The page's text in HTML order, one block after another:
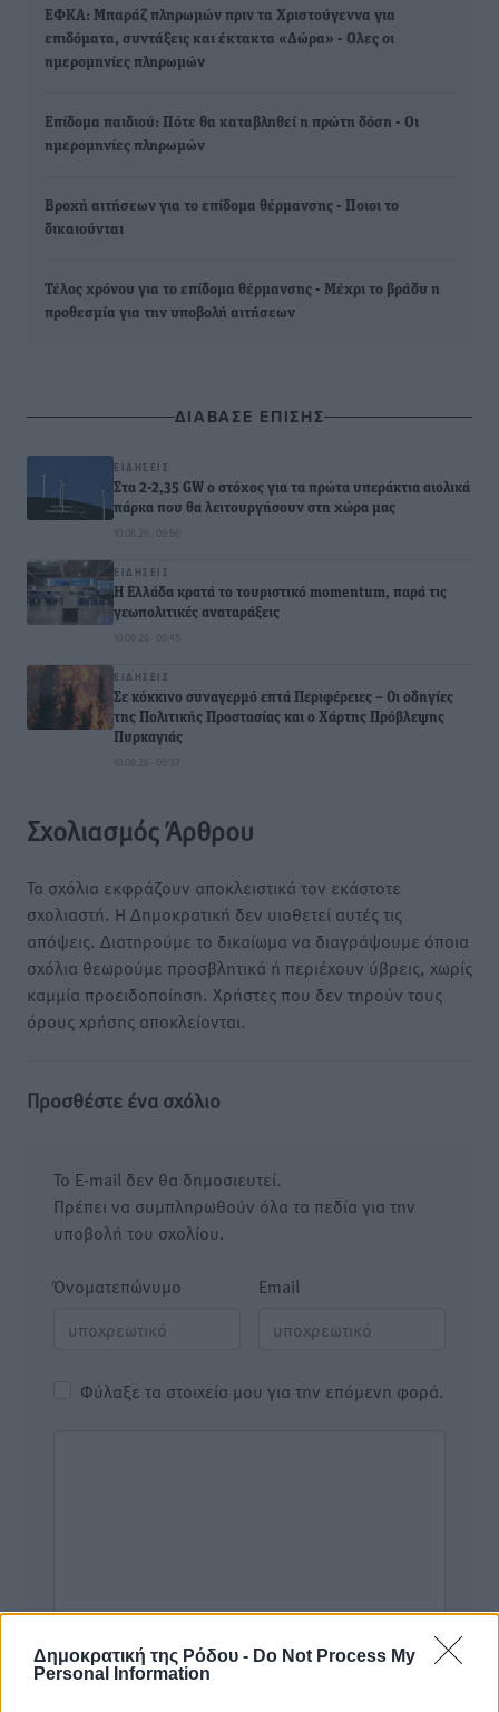
Δημοκρατική της Ρόδου - Do Not Process My
Personal Information
ΕΦΚΑ: Μπαράζ πληρωμών πριν τα Χριστούγεννα για
επιδόματα, συντάξεις και έκτακτα «Δώρα» - Ολες οι
ημερομηνίες πληρωμών
Επίδομα παιδιού: Πότε θα καταβληθεί η πρώτη δόση - Οι
ημερομηνίες πληρωμών
Βροχή αιτήσεων για το επίδομα θέρμανσης - Ποιοι το
δικαιούνται
Τέλος χρόνου για το επίδομα θέρμανσης - Μέχρι το βράδυ η
προθεσμία για την υποβολή αιτήσεων
ΔΙΑΒΑΣΕ ΕΠΙΣΗΣ
ΕΙΔΉΣΕΙΣ
Στα 2-2,35 GW ο στόχος για τα πρώτα υπεράκτια αιολικά
πάρκα που θα λειτουργήσουν στη χώρα μας
10.08.26 · 09:50
ΕΙΔΉΣΕΙΣ
Η Ελλάδα κρατά το τουριστικό momentum, παρά τις
γεωπολιτικές αναταράξεις
10.08.26 · 09:45
ΕΙΔΉΣΕΙΣ
Σε κόκκινο συναγερμό επτά Περιφέρειες – Οι οδηγίες
της Πολιτικής Προστασίας και ο Χάρτης Πρόβλεψης
Πυρκαγιάς
10.08.26 · 09:37
Σχολιασμός Άρθρου
Τα σχόλια εκφράζουν αποκλειστικά τον εκάστοτε
σχολιαστή. Η Δημοκρατική δεν υιοθετεί αυτές τις
απόψεις. Διατηρούμε το δικαίωμα να διαγράψουμε όποια
σχόλια θεωρούμε προσβλητικά ή περιέχουν ύβρεις, χωρίς
καμμία προειδοποίηση. Χρήστες που δεν τηρούν τους
όρους χρήσης αποκλείονται.
Προσθέστε ένα σχόλιο
Το E-mail δεν θα δημοσιευτεί.
Πρέπει να συμπληρωθούν όλα τα πεδία για την
υποβολή του σχολίου.
Όνοματεπώνυμο Email
Φύλαξε τα στοιχεία μου για την επόμενη φορά.